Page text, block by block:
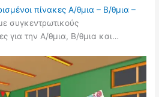
πίνακες Α/θμια – Β/θμια –
συγκεντρωτικούς
για την Α/θμια, Β/θμια και…